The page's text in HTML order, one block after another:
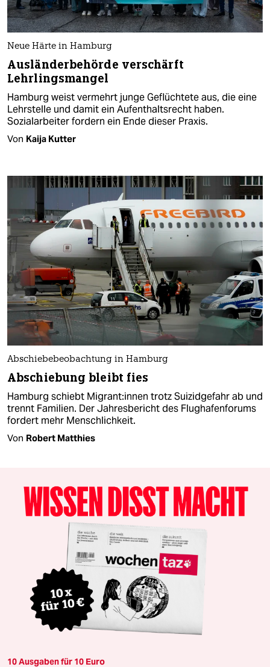
Neue Härte in Hamburg
Ausländerbehörde verschärft
Lehrlingsmangel
Hamburg weist vermehrt junge Geflüchtete aus, die eine
Lehrstelle und damit ein Aufenthaltsrecht haben.
Sozialarbeiter fordern ein Ende dieser Praxis.
Von Kaija Kutter
Abschiebebeobachtung in Hamburg
Abschiebung bleibt fies
Hamburg schiebt Mi­gran­t:in­nen trotz Suizidgefahr ab und
trennt Familien. Der Jahresbericht des Flughafenforums
fordert mehr Menschlichkeit.
Von Robert Matthies
10 Ausgaben für 10 Euro